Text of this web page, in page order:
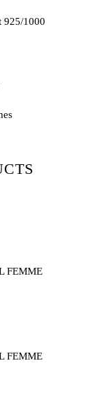
925/1000
FEMME
FEMME